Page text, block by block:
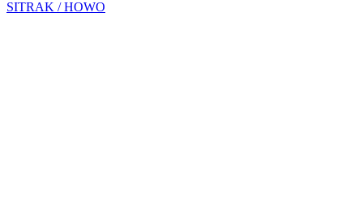
SITRAK / HOWO